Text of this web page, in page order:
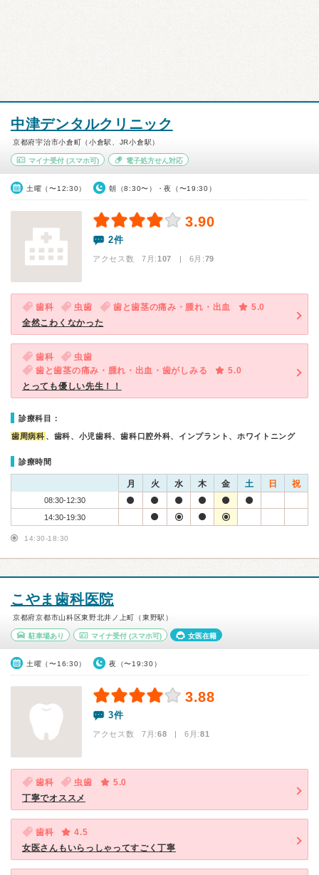
中津デンタルクリニック
京都府宇治市小倉町（小倉駅、JR小倉駅）
マイナ受付 (スマホ可) 電子処方せん対応
土曜（〜12:30） 朝（8:30〜）・夜（〜19:30）
3.90
2件
アクセス数 7月:107 | 6月:79
歯科 虫歯 歯と歯茎の痛み・腫れ・出血
5.0
全然こわくなかった
歯科
虫歯
歯と歯茎の痛み・腫れ・出血・歯がしみる
5.0
とっても優しい先生！！
診療科目：
歯周病科 、歯科、小児歯科、歯科口腔外科、インプラント、ホワイトニング
診療時間
月 火 水 木 金 土 日 祝
08:30-12:30
14:30-19:30
14:30-18:30
こやま歯科医院
京都府京都市山科区東野北井ノ上町（東野駅）
駐車場あり マイナ受付(スマホ可) 女医在籍
土曜（〜16:30） 夜（〜19:30）
3.88
3件
アクセス数 7月:68 | 6月:81
歯科 虫歯
5.0
丁寧でオススメ
歯科
4.5
女医さんもいらっしゃってすごく丁寧